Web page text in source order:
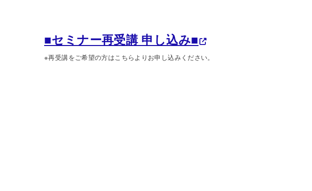
■セミナー再受講 申し込み■
※再受講をご希望の方はこちらよりお申し込みください。